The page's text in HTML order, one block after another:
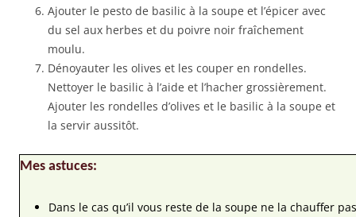
Ajouter le pesto de basilic à la soupe et l’épicer avec
du sel aux herbes et du poivre noir fraîchement
moulu.
Dénoyauter les olives et les couper en rondelles.
Nettoyer le basilic à l’aide et l’hacher grossièrement.
Ajouter les rondelles d’olives et le basilic à la soupe et
la servir aussitôt.
Mes astuces:
Dans le cas qu’il vous reste de la soupe ne la chauffer